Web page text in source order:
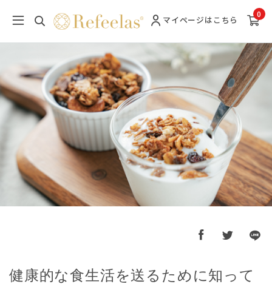
マイページはこちら
0
健康的な食生活を送るために知って